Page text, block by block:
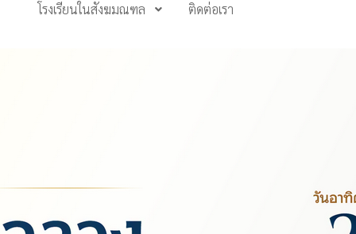
โรงเรียนในสังฆมณฑล ติดต่อเรา